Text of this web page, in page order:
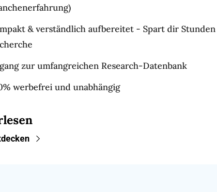
& verständlich aufbereitet - Spart dir Stunden
zur umfangreichen Research-Datenbank
werbefrei und unabhängig